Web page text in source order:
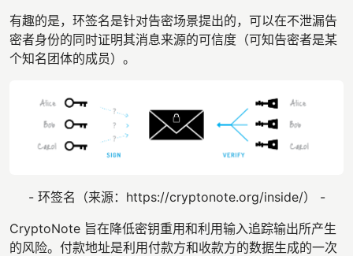
有趣的是，环签名是针对告密场景提出的，可以在不泄漏告
密者身份的同时证明其消息来源的可信度（可知告密者是某
个知名团体的成员）。
- 环签名（来源：https://cryptonote.org/inside/） -
CryptoNote 旨在降低密钥重用和利用输入追踪输出所产生
的风险。付款地址是利用付款方和收款方的数据生成的一次